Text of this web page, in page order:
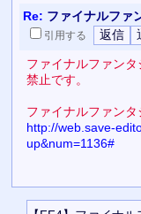
Re: ファイナルファ
引用する
ファイナルファン
禁止です。
ファイナルファン
http://web.save-
up&num=1136#